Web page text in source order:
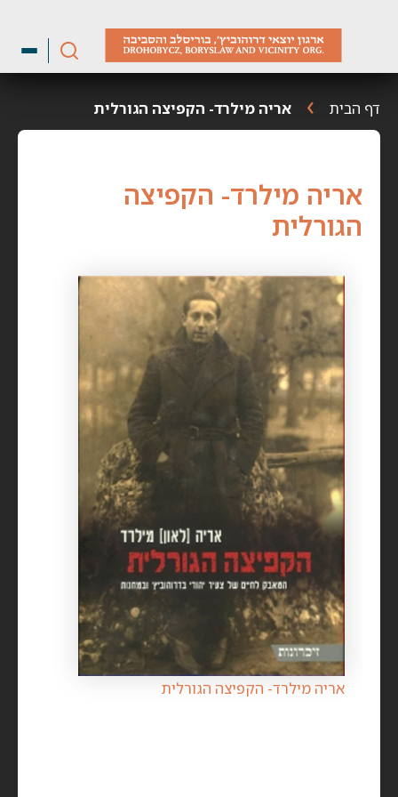
דף הבית אריה מילרד- הקפיצה הגורלית
אריה מילרד- הקפיצה
הגורלית
אריה מילרד- הקפיצה הגורלית